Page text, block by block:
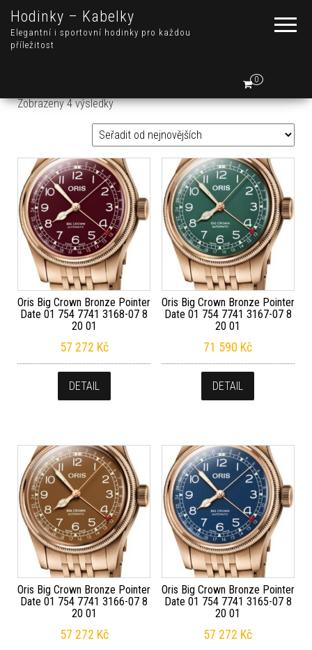
Hodinky – Kabelky
Elegantní i sportovní hodinky pro každou
příležitost
0
Zobrazeny 4 výsledkySeřazeno od nejnovějších
Oris Big Crown Bronze Pointer
Date 01 754 7741 3168-07 8
20 01
57 272 Kč
DETAIL
Oris Big Crown Bronze Pointer
Date 01 754 7741 3167-07 8
20 01
71 590 Kč
DETAIL
Oris Big Crown Bronze Pointer
Date 01 754 7741 3166-07 8
20 01
57 272 Kč
Oris Big Crown Bronze Pointer
Date 01 754 7741 3165-07 8
20 01
57 272 Kč